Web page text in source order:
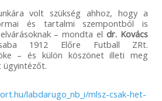
volt szükség ahhoz, hogy a
és tartalmi szempontból is
– mondta eldr. Kovács
1912 Előre Futball ZRt.
– és külön köszönet illeti meg
ügyintézőt.
labdarugo_nb_i/mlsz-csak-het-